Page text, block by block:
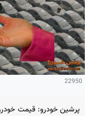
22950
پرشین خودرو: قیمت